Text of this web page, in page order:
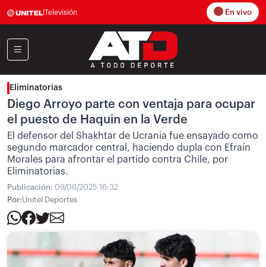
Televisión En vivo
Eliminatorias
Diego Arroyo parte con ventaja para ocupar
el puesto de Haquin en la Verde
El defensor del Shakhtar de Ucrania fue ensayado como
segundo marcador central, haciendo dupla con Efraín
Morales para afrontar el partido contra Chile, por
Eliminatorias.
Publicación: 09/06/2025 16:32
Por:Unitel Deportes